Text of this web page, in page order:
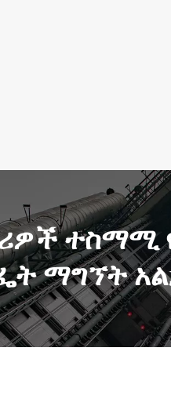
ተስማሚ
ማግኘት